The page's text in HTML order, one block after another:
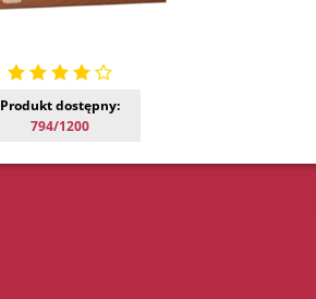
Produkt dostępny:
794/1200